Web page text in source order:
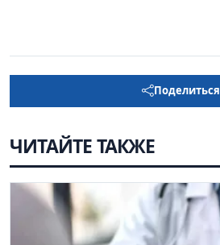
Поделиться
ЧИТАЙТЕ ТАКЖЕ